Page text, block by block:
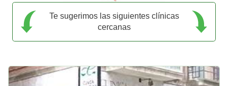
Te sugerimos las siguientes clínicas
cercanas